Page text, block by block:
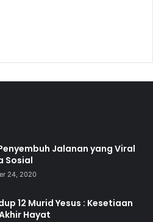
Jalanan yang Viral
Sosial
24, 2020
12 Murid Yesus : Kesetiaan
Hayat